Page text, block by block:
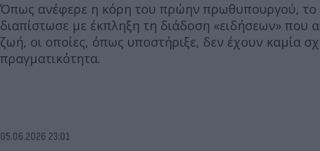
Όπως ανέφερε η κόρη του πρώην πρωθυπουργού, το
διαπίστωσε με έκπληξη τη διάδοση «ειδήσεων» που
ζωή, οι οποίες, όπως υποστήριξε, δεν έχουν καμία
πραγματικότητα.
05.06.2026 23:01